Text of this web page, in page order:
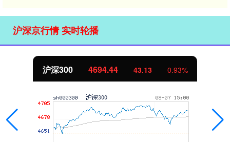
沪深京行情 实时轮播
北证50 1134.24 11.37